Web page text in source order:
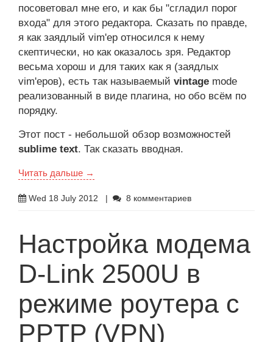
посоветовал мне его, и как бы "сгладил порог
входа" для этого редактора. Сказать по правде,
я как заядлый vim'ер относился к нему
скептически, но как оказалось зря. Редактор
весьма хорош и для таких как я (заядлых
vim'еров), есть так называемый vintage mode
реализованный в виде плагина, но обо всём по
порядку.
Этот пост - небольшой обзор возможностей
sublime text. Так сказать вводная.
Читать дальше →
Wed 18 July 2012 8 комментариев
Настройка модема
D-Link 2500U в
режиме роутера с
PPTP (VPN)